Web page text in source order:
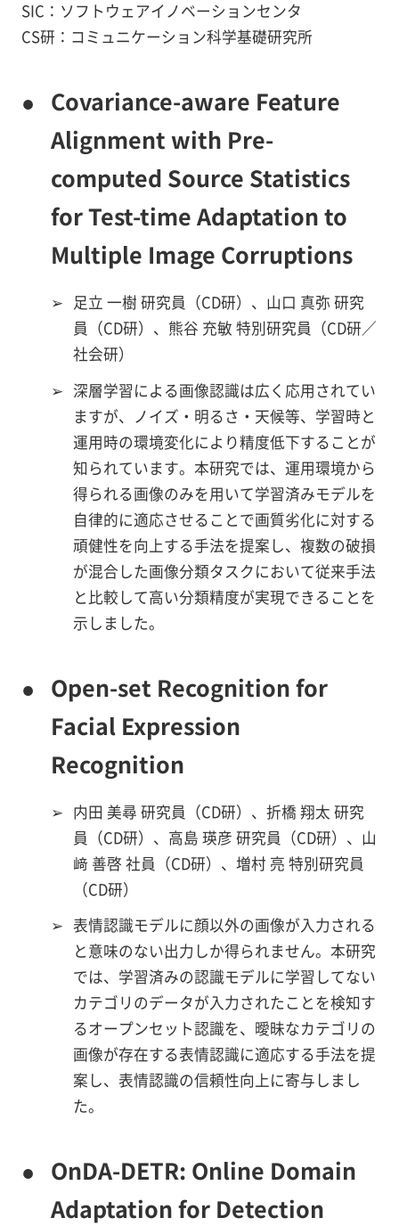
SIC：ソフトウェアイノベーションセンタ
CS研：コミュニケーション科学基礎研究所
● Covariance-aware Feature
Alignment with Pre-
computed Source Statistics
for Test-time Adaptation to
Multiple Image Corruptions
➢ 足立 一樹 研究員（CD研）、山口 真弥 研究
員（CD研）、熊谷 充敏 特別研究員（CD研／
社会研）
➢ 深層学習による画像認識は広く応用されてい
ますが、ノイズ・明るさ・天候等、学習時と
運用時の環境変化により精度低下することが
知られています。本研究では、運用環境から
得られる画像のみを用いて学習済みモデルを
自律的に適応させることで画質劣化に対する
頑健性を向上する手法を提案し、複数の破損
が混合した画像分類タスクにおいて従来手法
と比較して高い分類精度が実現できることを
示しました。
● Open-set Recognition for
Facial Expression
Recognition
➢ 内田 美尋 研究員（CD研）、折橋 翔太 研究
員（CD研）、高島 瑛彦 研究員（CD研）、山
﨑 善啓 社員（CD研）、増村 亮 特別研究員
（CD研）
➢ 表情認識モデルに顔以外の画像が入力される
と意味のない出力しか得られません。本研究
では、学習済みの認識モデルに学習してない
カテゴリのデータが入力されたことを検知す
るオープンセット認識を、曖昧なカテゴリの
画像が存在する表情認識に適応する手法を提
案し、表情認識の信頼性向上に寄与しまし
た。
● OnDA-DETR: Online Domain
Adaptation for Detection